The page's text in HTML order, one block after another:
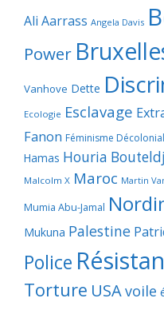
Ali Aarrass Angela Davis
Power
Vanhove Dette
Ecologie Esclavage
Fanon Féminisme Décolonial
Hamas Houria
Malcolm X Maroc Martin
Mumia Abu-Jamal
Mukuna Palestine
Police
Torture USAvoile